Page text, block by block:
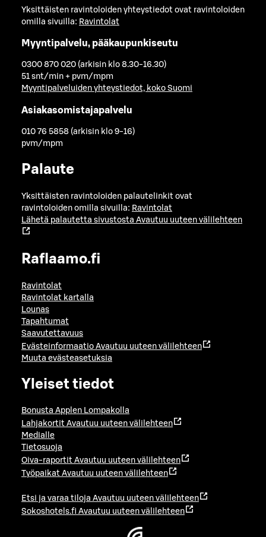
Yksittäisten ravintoloiden yhteystiedot ovat ravintoloiden
omilla sivuilla: Ravintolat
Myyntipalvelu, pääkaupunkiseutu
0300 870 020 (arkisin klo 8.30-16.30)
51 snt/min + pvm/mpm
Myyntipalveluiden yhteystiedot, koko Suomi
Asiakasomistajapalvelu
010 76 5858 (arkisin klo 9-16)
pvm/mpm
Palaute
Yksittäisten ravintoloiden palautelinkit ovat
ravintoloiden omilla sivuilla: Ravintolat
Lähetä palautetta sivustosta Avautuu uuteen välilehteen
Raflaamo.fi
Ravintolat
Ravintolat kartalla
Lounas
Tapahtumat
Saavutettavuus
Evästeinformaatio Avautuu uuteen välilehteen
Muuta evästeasetuksia
Yleiset tiedot
Bonusta Applen Lompakolla
Lahjakortit Avautuu uuteen välilehteen
Medialle
Tietosuoja
Oiva-raportit Avautuu uuteen välilehteen
Työpaikat Avautuu uuteen välilehteen
Etsi ja varaa tiloja Avautuu uuteen välilehteen
Sokoshotels.fi Avautuu uuteen välilehteen